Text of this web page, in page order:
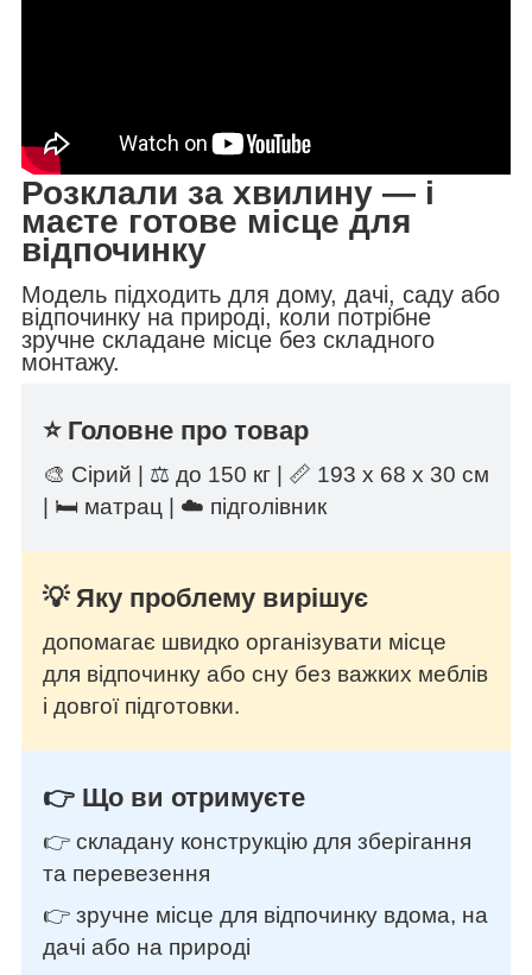
Розклали за хвилину — і
маєте готове місце для
відпочинку
Модель підходить для дому, дачі, саду або
відпочинку на природі, коли потрібне
зручне складане місце без складного
монтажу.
⭐ Головне про товар
🎨 Сірий | ⚖️ до 150 кг | 📏 193 х 68 х 30 см
| 🛏️ матрац | ☁️ підголівник
💡 Яку проблему вирішує
допомагає швидко організувати місце
для відпочинку або сну без важких меблів
і довгої підготовки.
👉 Що ви отримуєте
👉 складану конструкцію для зберігання
та перевезення
👉 зручне місце для відпочинку вдома, на
дачі або на природі